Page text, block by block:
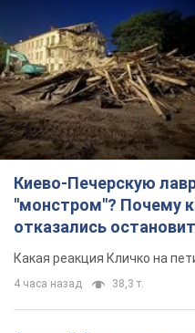
Киево-Печерскую
"монстром"? Почему
отказались
небоскреба
Какая реакция Кличко на
4 часа назад 38,3 т.